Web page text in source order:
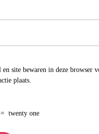
site bewaren in deze browser
plaats.
= twenty one